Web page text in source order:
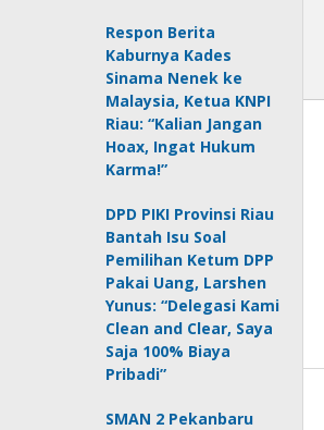
Respon Berita
Kaburnya Kades
Sinama Nenek ke
Malaysia, Ketua KNPI
Riau: “Kalian Jangan
Hoax, Ingat Hukum
Karma!”
DPD PIKI Provinsi Riau
Bantah Isu Soal
Pemilihan Ketum DPP
Pakai Uang, Larshen
Yunus: “Delegasi Kami
Clean and Clear, Saya
Saja 100% Biaya
Pribadi”
SMAN 2 Pekanbaru